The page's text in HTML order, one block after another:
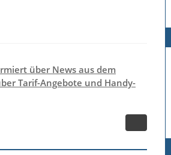
über News aus dem
Tarif-Angebote und Handy-